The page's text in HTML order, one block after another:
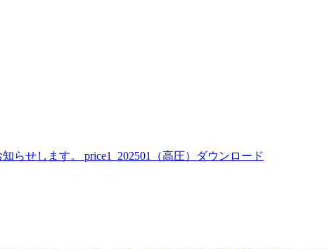
らせします。 price1_202501（高圧）ダウンロード